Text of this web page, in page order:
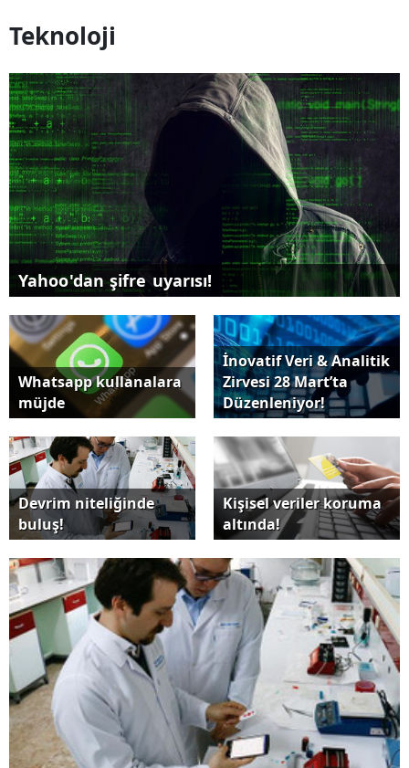
Teknoloji
Yahoo'dan şifre uyarısı!
Whatsapp kullanalara
müjde
İnovatif Veri & Analitik
Zirvesi 28 Mart’ta
Düzenleniyor!
Devrim niteliğinde
buluş!
Kişisel veriler koruma
altında!